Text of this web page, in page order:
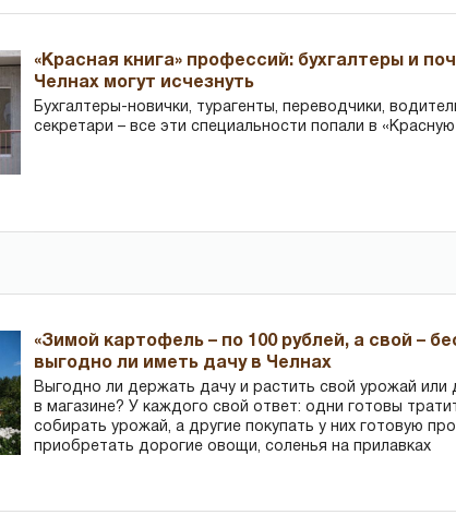
«Красная книга» профессий: бухгалтеры и
Челнах могут исчезнуть
Бухгалтеры-новички, тур­агенты, переводчики,
секретари – все эти специальности попали в
«Зимой картофель – по 100 рублей, а свой –
выгодно ли иметь дачу в Челнах
Выгодно ли держать дачу и растить свой урожай или
в магазине? У каждого свой ответ: одни готовы
собирать урожай, а другие покупать у них готовую
приобретать дорогие овощи, соленья на прилавках